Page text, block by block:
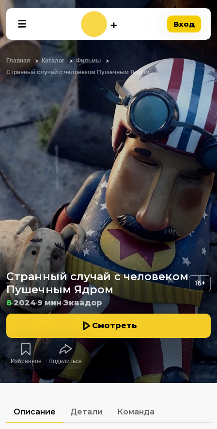
Вход
Главная Каталог
Фильмы
Странный случай с человеком Пушечным Ядром
Странный случай с человеком
Пушечным Ядром
16+
820249 мин Эквадор
Смотреть
Избранное Поделиться
Описание Детали Команда